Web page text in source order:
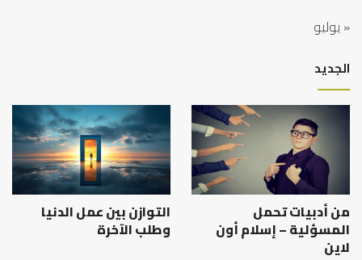
« يوليو
الجديد
من أدبيات تحمل
المسؤلية – إسلام أون
لاين
التوازن بين عمل الدنيا
وطلب الآخرة